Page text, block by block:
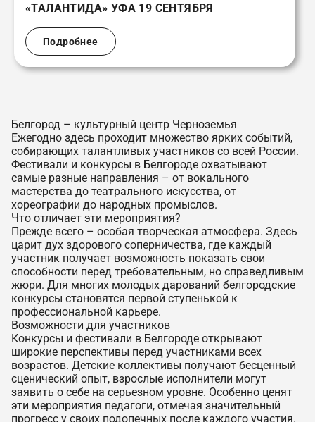
«ТАЛАНТИДА» УФА 19 СЕНТЯБРЯ
Подробнее
Белгород – культурный центр Черноземья
Ежегодно здесь проходит множество ярких событий,
собирающих талантливых участников со всей России.
Фестивали и конкурсы в Белгороде охватывают
самые разные направления – от вокального
мастерства до театрального искусства, от
хореографии до народных промыслов.
Что отличает эти мероприятия?
Прежде всего – особая творческая атмосфера. Здесь
царит дух здорового соперничества, где каждый
участник получает возможность показать свои
способности перед требовательным, но справедливым
жюри. Для многих молодых дарований белгородские
конкурсы становятся первой ступенькой к
профессиональной карьере.
Возможности для участников
Конкурсы и фестивали в Белгороде открывают
широкие перспективы перед участниками всех
возрастов. Детские коллективы получают бесценный
сценический опыт, взрослые исполнители могут
заявить о себе на серьезном уровне. Особенно ценят
эти мероприятия педагоги, отмечая значительный
прогресс у своих подопечных после каждого участия.